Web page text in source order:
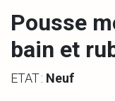
Pousse
bain et
ETAT : Neuf